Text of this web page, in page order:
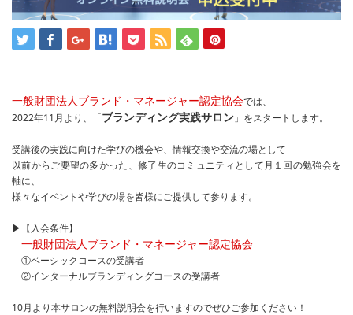
一般財団法人ブランド・マネージャー認定協会では、
2022年11月より、「ブランディング実践サロン 」をスタートします。
受講後の実践に向けた学びの機会や、情報交換や交流の場として
以前からご要望の多かった、修了生のコミュニティとして月１回の勉強会を
軸に、
様々なイベントや学びの場を皆様にご提供して参ります。
▶【入会条件】
一般財団法人ブランド・マネージャー認定協会
①ベーシックコースの受講者
②インターナルブランディングコースの受講者
10月より本サロンの無料説明会を行いますのでぜひご参加ください！